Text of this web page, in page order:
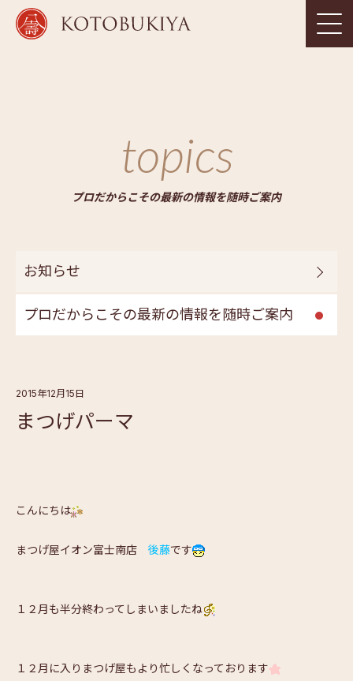
topics
プロだからこその最新の情報を随時ご案内
お知らせ
プロだからこその最新の情報を随時ご案内
2015年12月15日
まつげパーマ
こんにちは
まつげ屋イオン富士南店 後藤です
１２月も半分終わってしまいましたね
１２月に入りまつげ屋もより忙しくなっております